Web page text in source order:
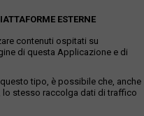
ESTERNE
contenuti ospitati su
di questa Applicazione e di
tipo, è possibile che, anche
lo stesso raccolga dati di traffico